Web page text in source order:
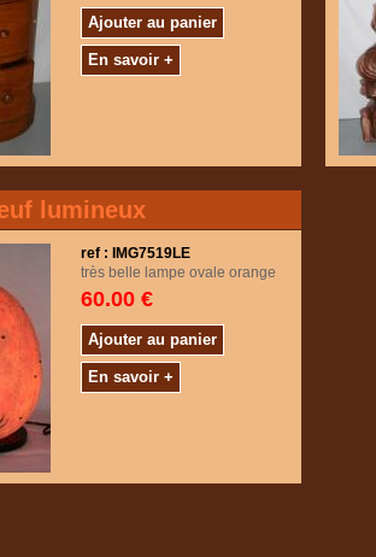
Ajouter au panier
En savoir +
lumineux
ref : IMG7519LE
très belle lampe ovale orange
60.00 €
Ajouter au panier
En savoir +